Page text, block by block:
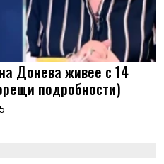
Донева живее с 14
подробности)